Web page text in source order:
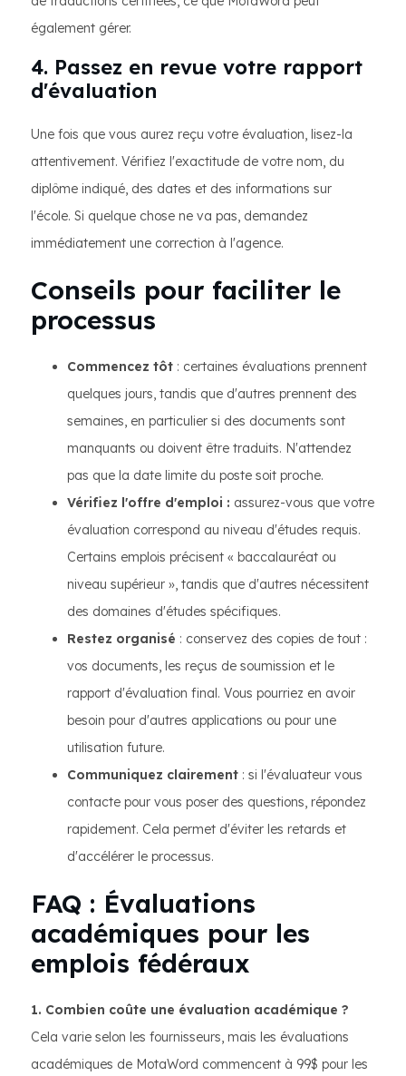
également gérer.
4. Passez en revue votre rapport
d'évaluation
Une fois que vous aurez reçu votre évaluation, lisez-la
attentivement. Vérifiez l'exactitude de votre nom, du
diplôme indiqué, des dates et des informations sur
l'école. Si quelque chose ne va pas, demandez
immédiatement une correction à l'agence.
Conseils pour faciliter le
processus
Commencez tôt : certaines évaluations prennent
quelques jours, tandis que d'autres prennent des
semaines, en particulier si des documents sont
manquants ou doivent être traduits. N'attendez
pas que la date limite du poste soit proche.
Vérifiez l'offre d'emploi : assurez-vous que votre
évaluation correspond au niveau d'études requis.
Certains emplois précisent « baccalauréat ou
niveau supérieur », tandis que d'autres nécessitent
des domaines d'études spécifiques.
Restez organisé : conservez des copies de tout :
vos documents, les reçus de soumission et le
rapport d'évaluation final. Vous pourriez en avoir
besoin pour d'autres applications ou pour une
utilisation future.
Communiquez clairement : si l'évaluateur vous
contacte pour vous poser des questions, répondez
rapidement. Cela permet d'éviter les retards et
d'accélérer le processus.
FAQ : Évaluations
académiques pour les
emplois fédéraux
1. Combien coûte une évaluation académique ?
Cela varie selon les fournisseurs, mais les évaluations
académiques de MotaWord commencent à 99$ pour les